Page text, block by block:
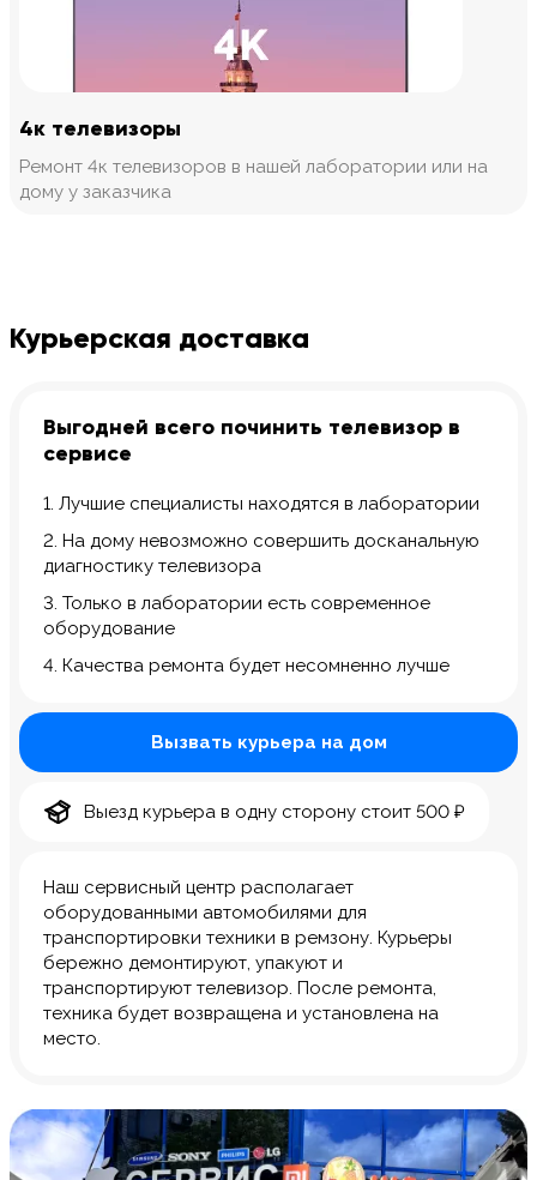
4к телевизоры
Ремонт 4к телевизоров в нашей лаборатории или на
дому у заказчика
Курьерская доставка
Выгодней всего починить телевизор в
сервисе
1. Лучшие специалисты находятся в лаборатории
2. На дому невозможно совершить досканальную
диагностику телевизора
3. Только в лаборатории есть современное
оборудование
4. Качества ремонта будет несомненно лучше
Наш сервисный центр располагает
оборудованными автомобилями для
транспортировки техники в ремзону. Курьеры
бережно демонтируют, упакуют и
транспортируют телевизор. После ремонта,
техника будет возвращена и установлена на
место.
Вызвать курьера на дом
Выезд курьера в одну сторону стоит 500 ₽